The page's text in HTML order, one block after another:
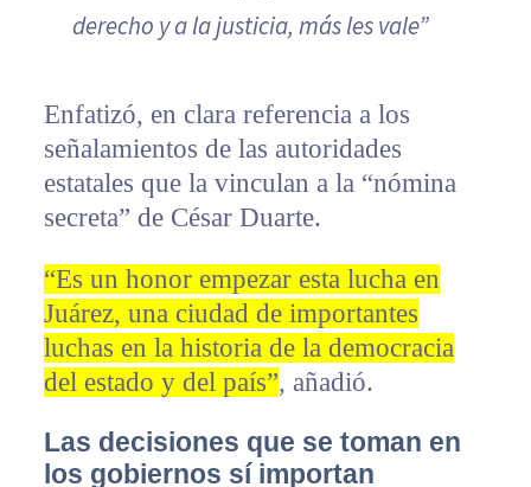
derecho y a la justicia, más les vale”
Enfatizó, en clara referencia a los
señalamientos de las autoridades
estatales que la vinculan a la “nómina
secreta” de César Duarte.
“Es un honor empezar esta lucha en
Juárez, una ciudad de importantes
luchas en la historia de la democracia
del estado y del país”, añadió.
Las decisiones que se toman en
los gobiernos sí importan